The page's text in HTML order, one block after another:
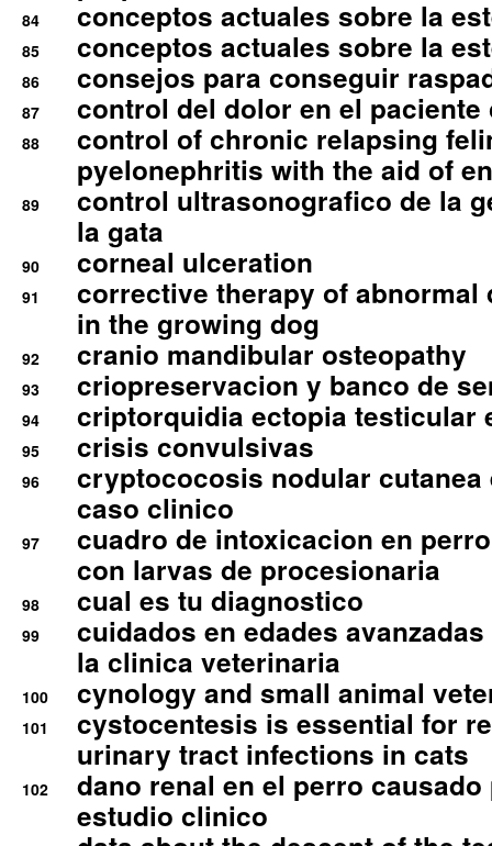
84 conceptos actuales sobre la
85 conceptos actuales sobre la
86 consejos para conseguir
87 control del dolor en el
88
control of chronic relapsing
pyelonephritis with the aid of
89
control ultrasonografico de la
la gata
90 corneal ulceration
91
corrective therapy of abnormal
in the growing dog
92 cranio mandibular osteopathy
93 criopreservacion y banco de
94 criptorquidia ectopia testicular
95 crisis convulsivas
96
cryptococosis nodular cutanea
caso clinico
97
cuadro de intoxicacion en
con larvas de procesionaria
98 cual es tu diagnostico
99
cuidados en edades
la clinica veterinaria
100 cynology and small animal
101
cystocentesis is essential for
urinary tract infections in cats
102
dano renal en el perro
estudio clinico